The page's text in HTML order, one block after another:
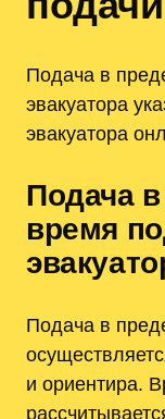
Подача в
эвакуатора
эвакуатора
Подача
время
Подача в
и ориентира.